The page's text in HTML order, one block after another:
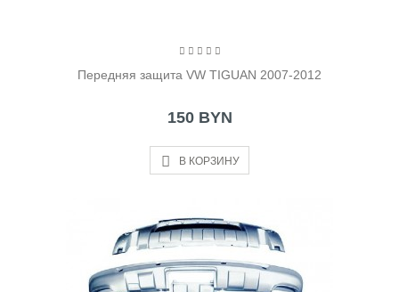
Передняя защита VW TIGUAN 2007-2012
150 BYN
В КОРЗИНУ